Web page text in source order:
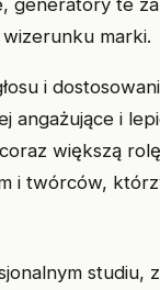
te
marki.
i
i
większą
i twórców,